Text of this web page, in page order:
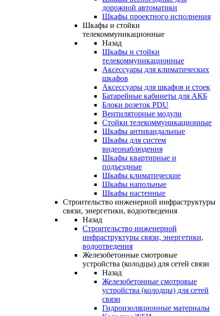
дорожной автоматики
Шкафы проектного исполнения
Шкафы и стойки
телекоммуникационные
Назад
Шкафы и стойки
телекоммуникационные
Аксессуары для климатических
шкафов
Аксессуары для шкафов и стоек
Батарейные кабинеты для АКБ
Блоки розеток PDU
Вентиляторные модули
Стойки телекоммуникационные
Шкафы антивандальные
Шкафы для систем
видеонаблюдения
Шкафы квартирные и
подъездные
Шкафы климатические
Шкафы напольные
Шкафы настенные
Строительство инженерной инфраструктуры
связи, энергетики, водоотведения
Назад
Строительство инженерной
инфраструктуры связи, энергетики,
водоотведения
Железобетонные смотровые
устройства (колодцы) для сетей связи
Назад
Железобетонные смотровые
устройства (колодцы) для сетей
связи
Гидроизоляционные материалы